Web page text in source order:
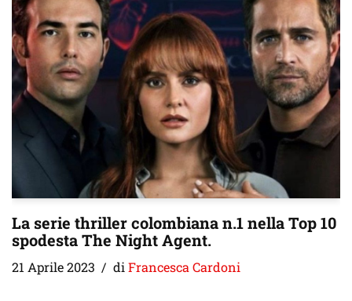
La serie thriller colombiana n.1 nella Top 10
spodesta The Night Agent.
21 Aprile 2023 di Francesca Cardoni